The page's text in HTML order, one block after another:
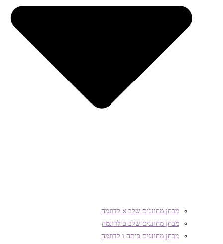
מבחן מחוננים שלב א לדוגמה
מבחן מחוננים שלב ב לדוגמה
מבחן מחוננים כיתה ו לדוגמה